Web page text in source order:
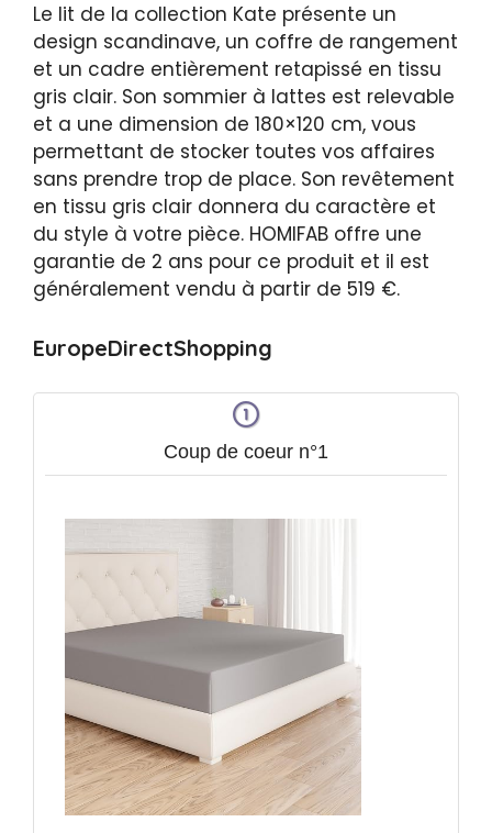
Le lit de la collection Kate présente un
design scandinave, un coffre de rangement
et un cadre entièrement retapissé en tissu
gris clair. Son sommier à lattes est relevable
et a une dimension de 180×120 cm, vous
permettant de stocker toutes vos affaires
sans prendre trop de place. Son revêtement
en tissu gris clair donnera du caractère et
du style à votre pièce. HOMIFAB offre une
garantie de 2 ans pour ce produit et il est
généralement vendu à partir de 519 €.
EuropeDirectShopping
Coup de coeur n°1